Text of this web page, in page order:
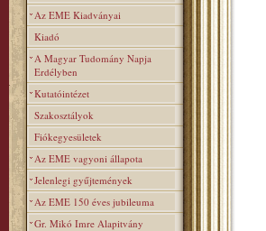
Az EME Kiadványai
Kiadó
A Magyar Tudomány Napja
Erdélyben
Kutatóintézet
Szakosztályok
Fiókegyesületek
Az EME vagyoni állapota
Jelenlegi gyűjtemények
Az EME 150 éves jubileuma
Gr. Mikó Imre Alapitvány